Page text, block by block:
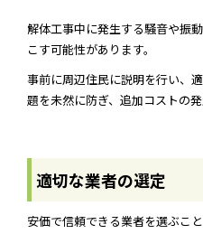
解体工事中に発生する騒音や振
こす可能性があります。
事前に周辺住民に説明を行い、
題を未然に防ぎ、追加コストの
適切な業者の選定
安価で信頼できる業者を選ぶこ